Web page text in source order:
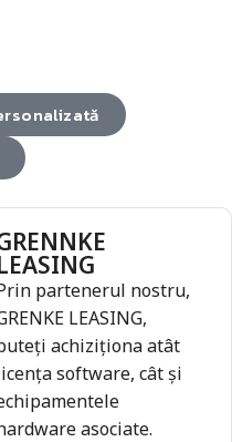
partenerul nostru,
LEASING,
achiziționa atât
software, cât și
asociate.